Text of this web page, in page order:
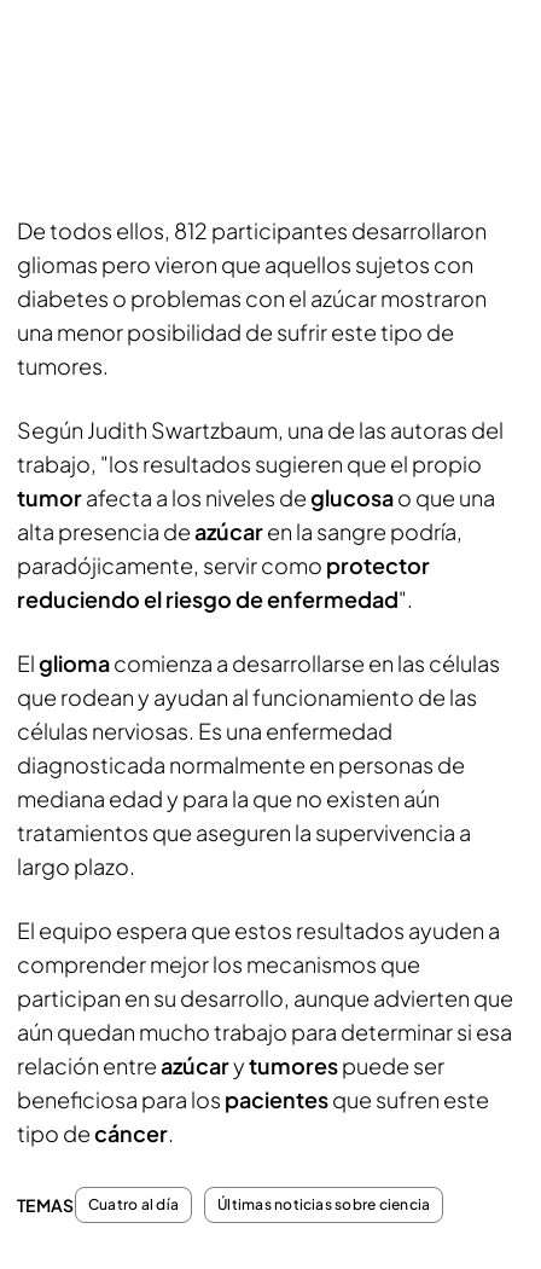
De todos ellos, 812 participantes desarrollaron
gliomas pero vieron que aquellos sujetos con
diabetes o problemas con el azúcar mostraron
una menor posibilidad de sufrir este tipo de
tumores.
Según Judith Swartzbaum, una de las autoras del
trabajo, "los resultados sugieren que el propio
tumorafecta a los niveles deglucosao que una
alta presencia deazúcaren la sangre podría,
paradójicamente, servir como protector
reduciendo el riesgo de enfermedad".
Elgliomacomienza a desarrollarse en las células
que rodean y ayudan al funcionamiento de las
células nerviosas. Es una enfermedad
diagnosticada normalmente en personas de
mediana edad y para la que no existen aún
tratamientos que aseguren la supervivencia a
largo plazo.
El equipo espera que estos resultados ayuden a
comprender mejor los mecanismos que
participan en su desarrollo, aunque advierten que
aún quedan mucho trabajo para determinar si esa
relación entreazúcarytumorespuede ser
beneficiosa para los pacientesque sufren este
tipo decáncer.
TEMAS Cuatro al día Últimas noticias sobre ciencia